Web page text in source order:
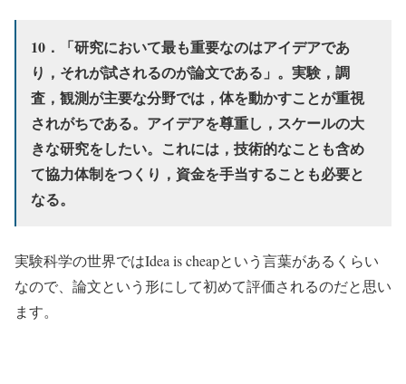
10．「研究において最も重要なのはアイデアであ
り，それが試されるのが論文である」。実験，調
査，観測が主要な分野では，体を動かすことが重視
されがちである。アイデアを尊重し，スケールの大
きな研究をしたい。これには，技術的なことも含め
て協力体制をつくり，資金を手当することも必要と
なる。
実験科学の世界ではIdea is cheapという言葉があるくらい
なので、論文という形にして初めて評価されるのだと思い
ます。